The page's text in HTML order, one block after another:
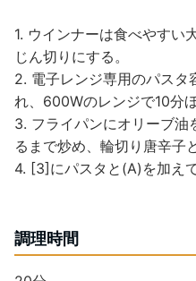
1. ウインナーは食べやすい
じん切りにする。
2. 電子レンジ専用のパスタ
れ、600Wのレンジで10分
3. フライパンにオリーブ油
るまで炒め、輪切り唐辛子
4. [3]にパスタと(A)を加え
調理時間